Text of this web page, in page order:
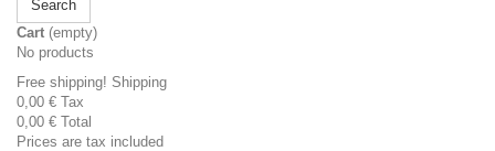
Search
Cart (empty)
No products
Free shipping! Shipping
0,00 € Tax
0,00 € Total
Prices are tax included